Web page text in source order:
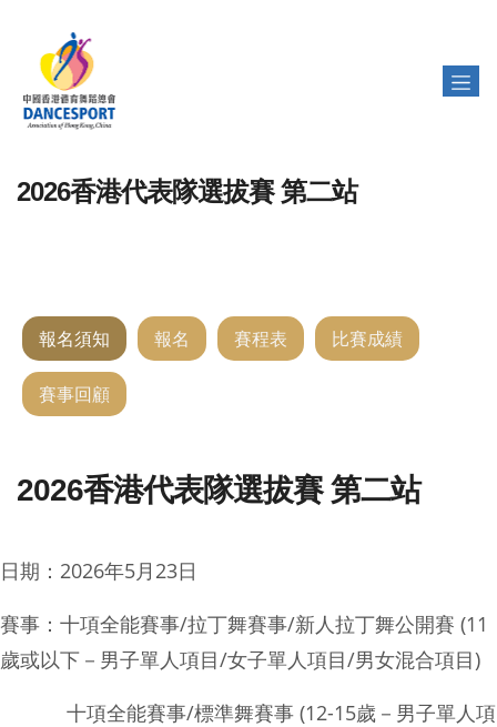
2026香港代表隊選拔賽 第二站
報名須知 報名 賽程表 比賽成績
賽事回顧
2026香港代表隊選拔賽 第二站
日期：2026年5月23日
賽事：十項全能賽事/拉丁舞賽事/新人拉丁舞公開賽 (11
歲或以下－男子單人項目/女子單人項目/男女混合項目)
十項全能賽事/標準舞賽事 (12-15歲－男子單人項